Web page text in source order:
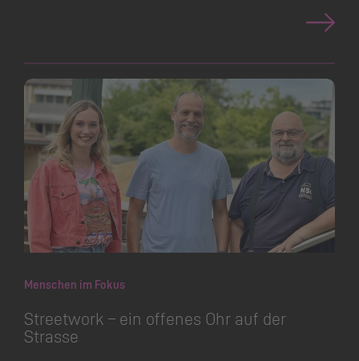
Menschen im Fokus
Streetwork – ein offenes Ohr auf der
Strasse